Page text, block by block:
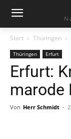
Start Thüringen
Thüringen Erfurt
Erfurt:
marode
Von Herr Schmidt -